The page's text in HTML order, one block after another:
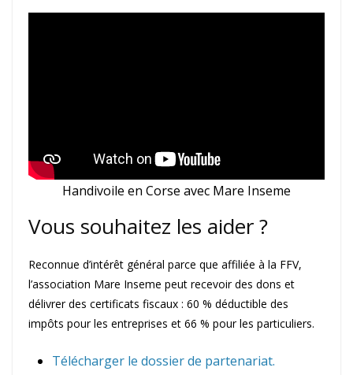
Handivoile en Corse avec Mare Inseme
Vous souhaitez les aider ?
Reconnue d’intérêt général parce que affiliée à la FFV,
l’association Mare Inseme peut recevoir des dons et
délivrer des certificats fiscaux : 60 % déductible des
impôts pour les entreprises et 66 % pour les particuliers.
Télécharger le dossier de partenariat.